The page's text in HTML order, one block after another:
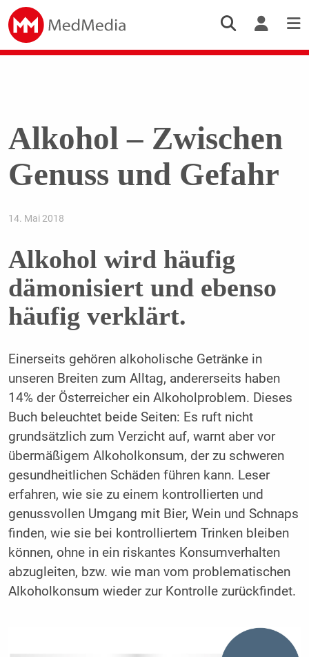
Alkohol – Zwischen
Genuss und Gefahr
14. Mai 2018
Alkohol wird häufig
dämonisiert und ebenso
häufig verklärt.
Einerseits gehören alkoholische Getränke in
unseren Breiten zum Alltag, andererseits haben
14% der Österreicher ein Alkoholproblem. Dieses
Buch beleuchtet beide Seiten: Es ruft nicht
grundsätzlich zum Verzicht auf, warnt aber vor
übermäßigem Alkoholkonsum, der zu schweren
gesundheitlichen Schäden führen kann. Leser
erfahren, wie sie zu einem kontrollierten und
genussvollen Umgang mit Bier, Wein und Schnaps
finden, wie sie bei kontrolliertem Trinken bleiben
können, ohne in ein riskantes Konsumverhalten
abzugleiten, bzw. wie man vom problematischen
Alkoholkonsum wieder zur Kontrolle zurückfindet.